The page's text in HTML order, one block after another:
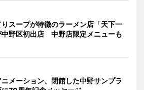
りスープが特徴のラーメン店「天下一
中野区初出店 中野店限定メニューも
メーション、閉館した中野サンプラ